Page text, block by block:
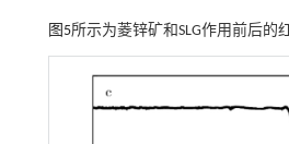
图5所示为菱锌矿和SLG作用前后的